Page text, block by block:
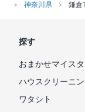
神奈川県
鎌倉
探す
おまかせマイス
ハウスクリーニ
ワタシト